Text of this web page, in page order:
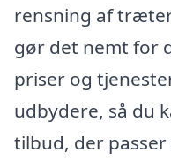
rensning af
gør det nemt for
priser og
udbydere, så du
tilbud, der